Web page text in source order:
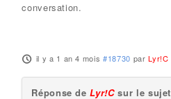
conversation.
il y a 1 an 4 mois #18730 parLyr!C
Réponse deLyr!Csur le sujet